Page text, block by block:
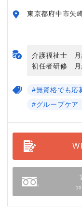
東京都府中市矢
介護福祉士 月
初任者研修 月
#無資格でも応
#グループケア